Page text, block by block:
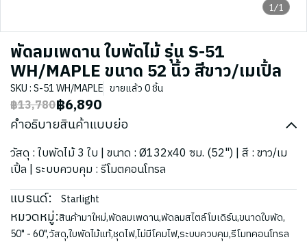
1/1
พัดลมเพดาน ใบพัดไม้ รุ่น S-51
WH/MAPLE ขนาด 52 นิ้ว สีขาว/เมเปิ้ล
SKU : S-51 WH/MAPLE ขายแล้ว 0 ชิ้น
฿13,780฿6,890
คำอธิบายสินค้าแบบย่อ
วัสดุ : ใบพัดไม้ 3 ใบ | ขนาด : Ø132x40 ซม. (52") | สี : ขาว/เม
เปิ้ล | ระบบควบคุม : รีโมตคอนโทรล
แบรนด์: Starlight
หมวดหมู่:สินค้ามาใหม่,พัดลมเพดาน,พัดลมสไตล์โมเดิร์น,ขนาดใบพัด,
50" - 60",วัสดุ,ใบพัดไม้แท้,ชุดไฟ,ไม่มีโคมไฟ,ระบบควบคุม,รีโมทคอนโทรล